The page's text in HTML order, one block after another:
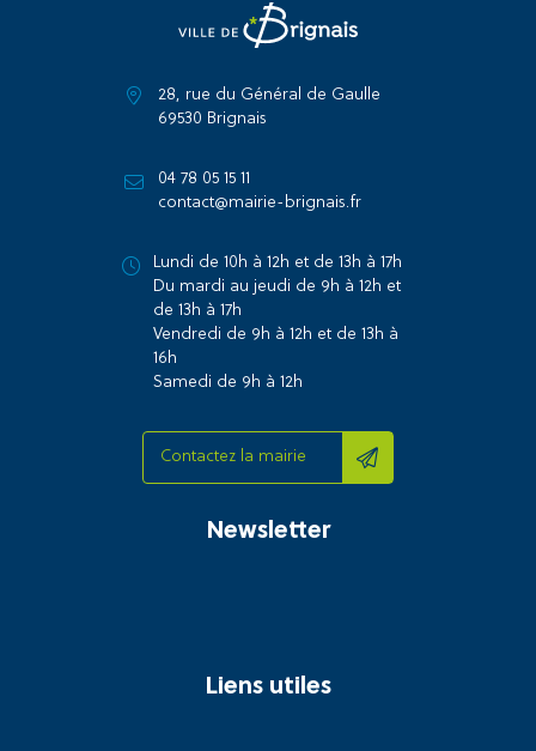
28, rue du Général de Gaulle
69530 Brignais
04 78 05 15 11
contact@mairie-brignais.fr
Lundi de 10h à 12h et de 13h à 17h
Du mardi au jeudi de 9h à 12h et
de 13h à 17h
Vendredi de 9h à 12h et de 13h à
16h
Samedi de 9h à 12h
Contactez la mairie
Newsletter
Liens utiles